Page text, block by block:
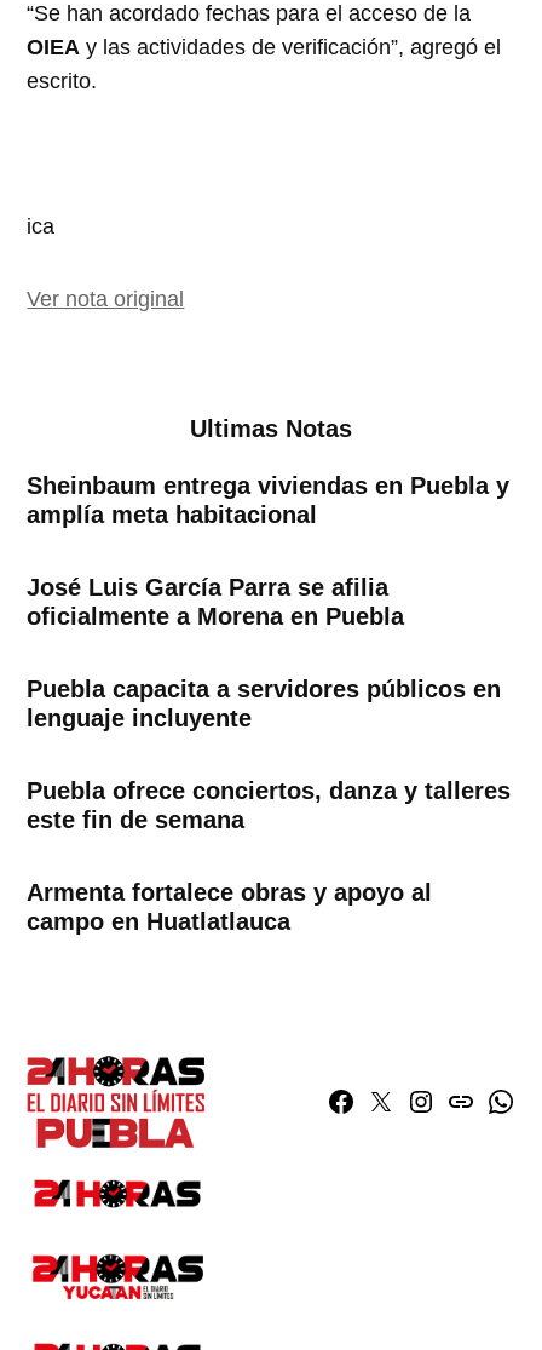
“Se han acordado fechas para el acceso de la
OIEA y las actividades de verificación”, agregó el
escrito.
ica
Ver nota original
Ultimas Notas
Sheinbaum entrega viviendas en Puebla y
amplía meta habitacional
José Luis García Parra se afilia
oficialmente a Morena en Puebla
Puebla capacita a servidores públicos en
lenguaje incluyente
Puebla ofrece conciertos, danza y talleres
este fin de semana
Armenta fortalece obras y apoyo al
campo en Huatlatlauca
Facebook
TwitterInstagram
issuu